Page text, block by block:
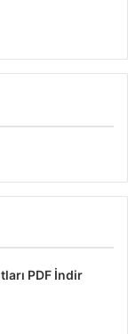
PDF İndir